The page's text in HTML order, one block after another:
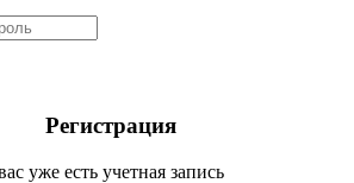
Регистрация
уже есть учетная запись